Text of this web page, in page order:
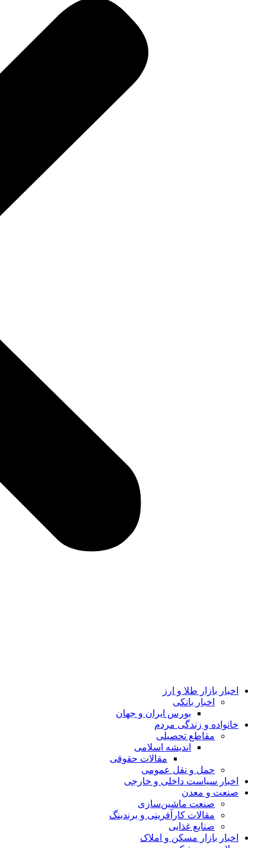
اخبار بازار طلا و ارز
اخبار بانکی
بورس ایران و جهان
خانواده و زندگی مردم
مقاطع تحصیلی
اندیشه اسلامی
مقالات حقوقی
حمل و نقل عمومی
اخبار سیاست داخلی و خارجی
صنعت و معدن
صنعت ماشین‌سازی
مقالات کارآفرینی و برندینگ
صنایع غذایی
اخبار بازار مسکن و املاک